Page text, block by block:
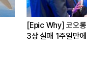
[Epic Why] 코오
3상 실패 1주일만